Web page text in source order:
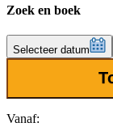
Zoek en boek
Selecteer datum
Vanaf: